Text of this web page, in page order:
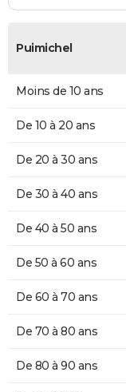
Puimichel
Moins de 10 ans
De 10 à 20 ans
De 20 à 30 ans
De 30 à 40 ans
De 40 à 50 ans
De 50 à 60 ans
De 60 à 70 ans
De 70 à 80 ans
De 80 à 90 ans